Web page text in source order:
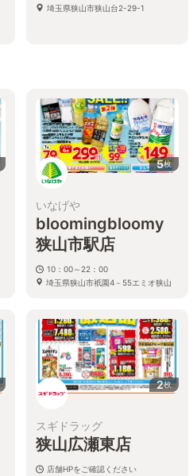
埼玉県狭山市狭山台2-29-1
5枚
いなげや
bloomingbloomy
狭山市駅店
10：00～22：00
埼玉県狭山市祇園4－55エミオ狭山
2枚
スギドラッグ
狭山広瀬東店
店舗HPをご確認ください